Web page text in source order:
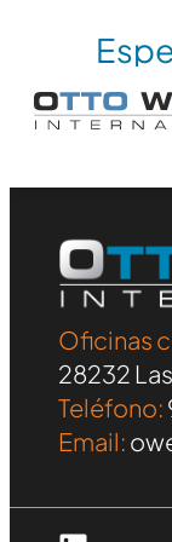
Oficinas
28232
Teléfono:
Email: